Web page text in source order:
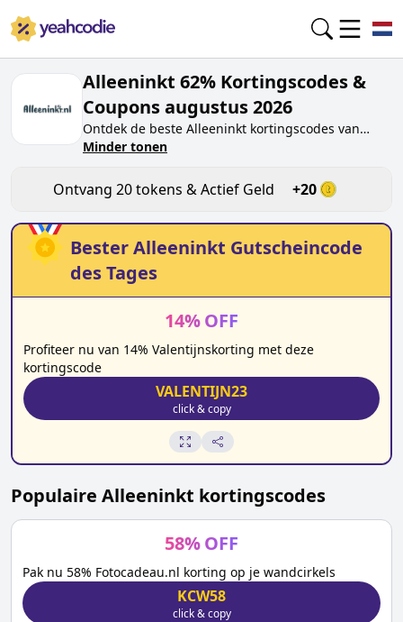
Alleeninkt 62% Kortingscodes &
Coupons augustus 2026
Ontdek de beste Alleeninkt kortingscodes van
vandaag vooraugustus 2026
alleeninkt.nldoor de code te testen. Ontvang
beloningen wanneer jeAlleeninkt
kortingscodes
indient en andere kopers helpt besparen.
Minder tonen
Ontvang 20 tokens & Actief Geld +20
BesterAlleeninkt Gutscheincode
des Tages
14%OFF
Profiteer nu van 14% Valentijnskorting met deze
kortingscode
VALENTIJN23
click & copy
Populaire Alleeninkt kortingscodes
58%OFF
Pak nu 58% Fotocadeau.nl korting op je wandcirkels
KCW58
click & copy